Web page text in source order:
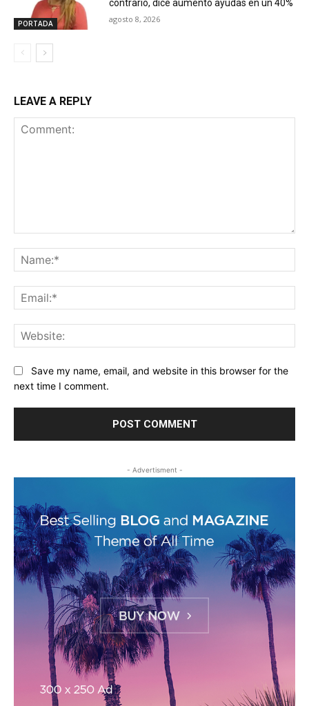
PORTADA
contrario, dice aumentó ayudas en un 40%
agosto 8, 2026
LEAVE A REPLY
Save my name, email, and website in this browser for the
next time I comment.
- Advertisment -